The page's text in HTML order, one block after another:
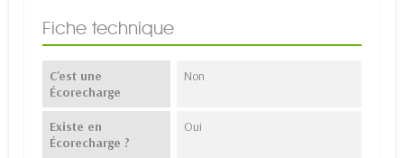
Fiche technique
C'est une
Écorecharge
Non
Existe en
Écorecharge ?
Oui